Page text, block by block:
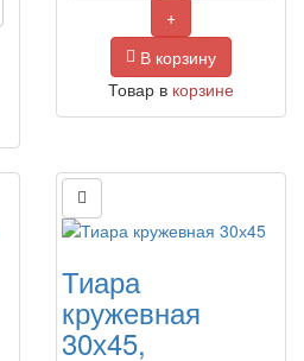
+
В корзину
Товар в корзине
Тиара
кружевная
30х45,